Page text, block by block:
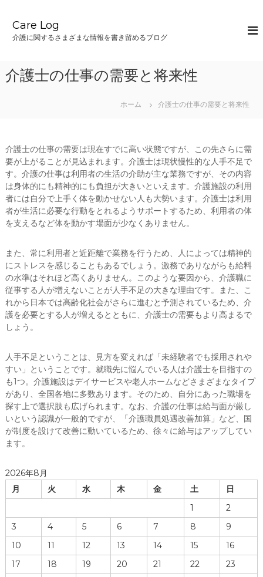
ス
Care Log
介護に関するさまざまな情報を書き留めるブログ
介護士の仕事の需要と将来性
ホーム 介護士の仕事の需要と将来性
介護士の仕事の需要は現在すでに高い状態ですが、この先さらに需
要が上がることが見込まれます。介護士は現状慢性的な人手不足で
す。介護の仕事は利用者の生活の介助が主な業務ですが、その内容
は身体的にも精神的にも負担が大きいといえます。介護施設の利用
者には自分で上手く体を動かせない人も大勢います。介護士は利用
者が生活に必要な行動をとれるようサポートするため、利用者の体
を支えるなど体を動かす場面が少なくありません。
また、常に利用者と近距離で業務を行うため、人によっては精神的
にストレスを感じることもあるでしょう。激務でありながらも給料
の水準はそれほど高くありません。このような要因から、介護職に
従事する人が増えないことが人手不足の大きな理由です。また、こ
れから日本では高齢化社会がさらに進むと予測されているため、介
護を必要とする人が増えるとともに、介護士の需要もより高まるで
しょう。
人手不足ということは、見方を変えれば「未経験者でも採用されや
すい」ということです。就職先に悩んでいる人は介護士を目指すの
も1つ。介護施設はデイサービスや老人ホームなどさまざまなタイプ
があり、全国各地に多数あります。そのため、自分にあった職場を
探す上で選択肢も広げられます。なお、介護の仕事は給与面が厳し
いという認識が一般的ですが、「介護職員処遇改善加算」など、国
が制度を設けて改善に動いているため、徐々に給与はアップしてい
ます。
2026年8月
月
火 水 木 金 土
日
1
2
3
4 5 6 7 8
9
10
11 12 13 14 15
16
17
18 19 20 21 22
23